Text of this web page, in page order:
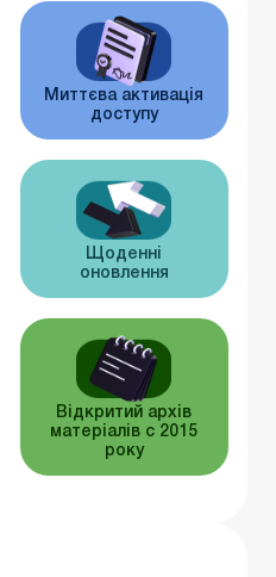
Миттєва активація
доступу
Щоденні
оновлення
Відкритий архів
матеріалів c 2015
року